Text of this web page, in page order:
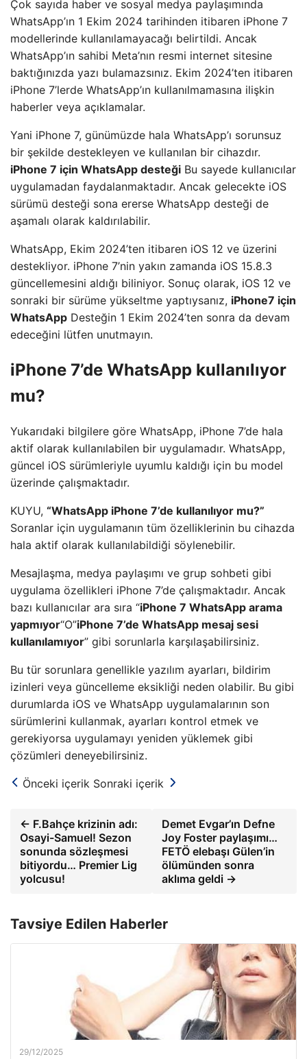
Çok sayıda haber ve sosyal medya paylaşımında
WhatsApp’ın 1 Ekim 2024 tarihinden itibaren iPhone 7
modellerinde kullanılamayacağı belirtildi. Ancak
WhatsApp’ın sahibi Meta’nın resmi internet sitesine
baktığınızda yazı bulamazsınız. Ekim 2024’ten itibaren
iPhone 7’lerde WhatsApp’ın kullanılmamasına ilişkin
haberler veya açıklamalar.
Yani iPhone 7, günümüzde hala WhatsApp’ı sorunsuz
bir şekilde destekleyen ve kullanılan bir cihazdır.
iPhone 7 için WhatsApp desteği Bu sayede kullanıcılar
uygulamadan faydalanmaktadır. Ancak gelecekte iOS
sürümü desteği sona ererse WhatsApp desteği de
aşamalı olarak kaldırılabilir.
WhatsApp, Ekim 2024’ten itibaren iOS 12 ve üzerini
destekliyor. iPhone 7’nin yakın zamanda iOS 15.8.3
güncellemesini aldığı biliniyor. Sonuç olarak, iOS 12 ve
sonraki bir sürüme yükseltme yaptıysanız, iPhone7 için
WhatsApp Desteğin 1 Ekim 2024’ten sonra da devam
edeceğini lütfen unutmayın.
iPhone 7’de WhatsApp kullanılıyor
mu?
Yukarıdaki bilgilere göre WhatsApp, iPhone 7’de hala
aktif olarak kullanılabilen bir uygulamadır. WhatsApp,
güncel iOS sürümleriyle uyumlu kaldığı için bu model
üzerinde çalışmaktadır.
KUYU, “WhatsApp iPhone 7’de kullanılıyor mu?”
Soranlar için uygulamanın tüm özelliklerinin bu cihazda
hala aktif olarak kullanılabildiği söylenebilir.
Mesajlaşma, medya paylaşımı ve grup sohbeti gibi
uygulama özellikleri iPhone 7’de çalışmaktadır. Ancak
bazı kullanıcılar ara sıra “iPhone 7 WhatsApp arama
yapmıyor“O”iPhone 7’de WhatsApp mesaj sesi
kullanılamıyor” gibi sorunlarla karşılaşabilirsiniz.
Bu tür sorunlara genellikle yazılım ayarları, bildirim
izinleri veya güncelleme eksikliği neden olabilir. Bu gibi
durumlarda iOS ve WhatsApp uygulamalarının son
sürümlerini kullanmak, ayarları kontrol etmek ve
gerekiyorsa uygulamayı yeniden yüklemek gibi
çözümleri deneyebilirsiniz.
Önceki içerik Sonraki içerik
← F.Bahçe krizinin adı:
Osayi-Samuel! Sezon
sonunda sözleşmesi
bitiyordu… Premier Lig
yolcusu!
Demet Evgar’ın Defne
Joy Foster paylaşımı…
FETÖ elebaşı Gülen’in
ölümünden sonra
aklıma geldi →
Tavsiye Edilen Haberler
29/12/2025